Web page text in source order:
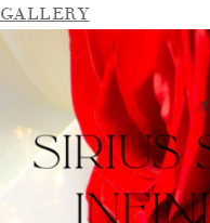
GALLERY